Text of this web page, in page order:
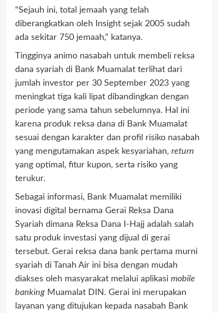
“Sejauh ini, total jemaah yang telah
diberangkatkan oleh Insight sejak 2005 sudah
ada sekitar 750 jemaah,” katanya.
Tingginya animo nasabah untuk membeli reksa
dana syariah di Bank Muamalat terlihat dari
jumlah investor per 30 September 2023 yang
meningkat tiga kali lipat dibandingkan dengan
periode yang sama tahun sebelumnya. Hal ini
karena produk reksa dana di Bank Muamalat
sesuai dengan karakter dan profil risiko nasabah
yang mengutamakan aspek kesyariahan, return
yang optimal, fitur kupon, serta risiko yang
terukur.
Sebagai informasi, Bank Muamalat memiliki
inovasi digital bernama Gerai Reksa Dana
Syariah dimana Reksa Dana I-Hajj adalah salah
satu produk investasi yang dijual di gerai
tersebut. Gerai reksa dana bank pertama murni
syariah di Tanah Air ini bisa dengan mudah
diakses oleh masyarakat melalui aplikasi mobile
bankingMuamalat DIN. Gerai ini merupakan
layanan yang ditujukan kepada nasabah Bank